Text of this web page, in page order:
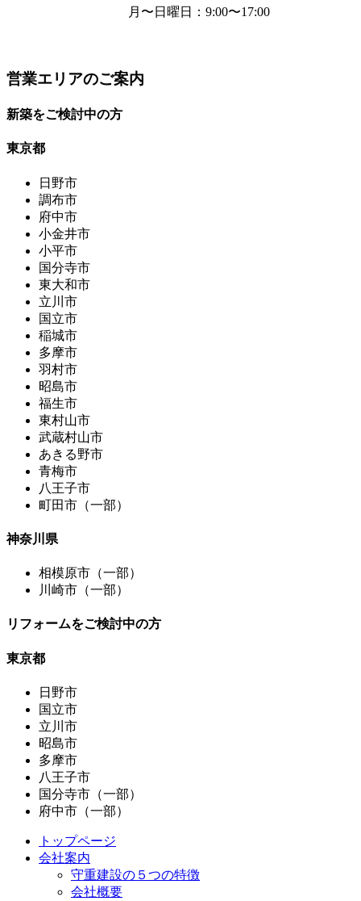
月〜日曜日 ：9:00〜17:00
営業エリアのご案内
新築をご検討中の方
東京都
日野市
調布市
府中市
小金井市
小平市
国分寺市
東大和市
立川市
国立市
稲城市
多摩市
羽村市
昭島市
福生市
東村山市
武蔵村山市
あきる野市
青梅市
八王子市
町田市（一部）
神奈川県
相模原市（一部）
川崎市（一部）
リフォームをご検討中の方
東京都
日野市
国立市
立川市
昭島市
多摩市
八王子市
国分寺市（一部）
府中市（一部）
トップページ
会社案内
守重建設の５つの特徴
会社概要